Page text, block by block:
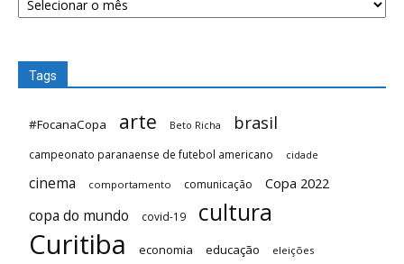
Tags
#FocanaCopa arte Beto Richa brasil
campeonato paranaense de futebol americano cidade
cinema comportamento comunicação Copa 2022
copa do mundo covid-19 cultura
Curitiba economia educação eleições